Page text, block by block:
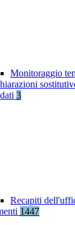
Monitoraggio
3
Recapiti
1447